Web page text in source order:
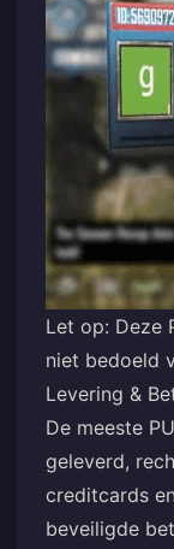
Let op: Deze
niet bedoeld
Levering &
De meeste
geleverd,
creditcards
beveiligde